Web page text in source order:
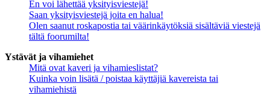
En voi lähettää yksityisviestejä!
Saan yksityisviestejä joita en halua!
Olen saanut roskapostia tai väärinkäytöksiä sisältäviä viestejä
tältä foorumilta!
Ystävät ja vihamiehet
Mitä ovat kaveri ja vihamieslistat?
Kuinka voin lisätä / poistaa käyttäjiä kavereista tai
vihamiehistä